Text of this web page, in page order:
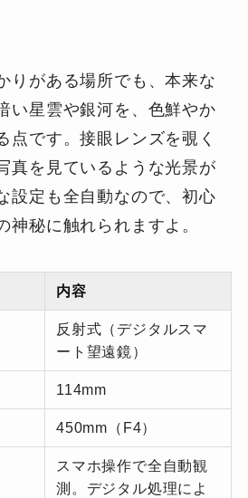
りがある場所でも、本来な
い星雲や銀河を、色鮮やか
点です。接眼レンズを覗く
真を見ているような光景が
設定も全自動なので、初心
神秘に触れられますよ。
内容
反射式（デジタルスマ
ート望遠鏡）
114mm
450mm（F4）
スマホ操作で全自動観
測。デジタル処理によ